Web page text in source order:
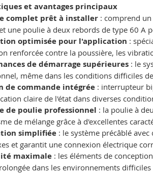
et avantages principaux
complet prêt à installer : comprend
une poulie à deux rebords de type 60 A
optimisée pour l'application :
renforcée contre la poussière, les
de démarrage supérieures : le
même dans les conditions difficiles
de commande intégrée : interrupteur
claire de l'état dans diverses
de poulie professionnel : la poulie à
de mélange grâce à d'excellentes
simplifiée : le système précâblé
et garantit une connexion électrique
maximale : les éléments de
dans les environnements